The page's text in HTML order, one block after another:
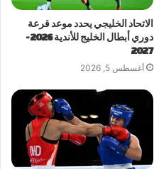
الاتحاد الخليجي يحدد موعد قرعة
دوري أبطال الخليج للأندية 2026-
2027
أغسطس 5, 2026